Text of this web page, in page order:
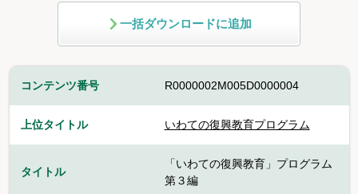
一括ダウンロードに追加
コンテンツ番号 R0000002M005D0000004
上位タイトル いわての復興教育プログラム
タイトル
「いわての復興教育」プログラム
第３編